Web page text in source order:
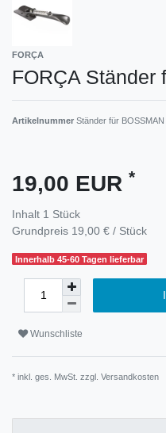
FORÇA
FORÇA Ständer
Artikelnummer Ständer für BOSSMAN
19,00 EUR *
Inhalt 1 Stück
Grundpreis 19,00 € / Stück
Innerhalb 45-60 Tagen lieferbar
Wunschliste
* inkl. ges. MwSt. zzgl. Versandkosten